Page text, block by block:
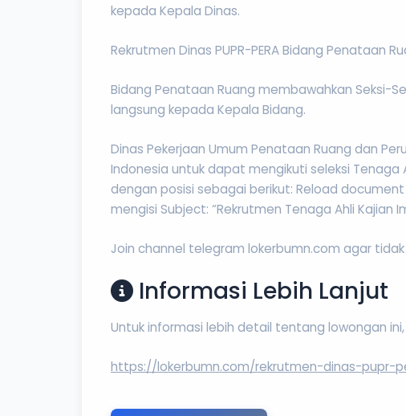
kepada Kepala Dinas.
Rekrutmen Dinas PUPR-PERA Bidang Penataan
Bidang Penataan Ruang membawahkan Seksi-
langsung kepada Kepala Bidang.
Dinas Pekerjaan Umum Penataan Ruang dan
Indonesia untuk dapat mengikuti seleksi Tenaga
dengan posisi sebagai berikut: Reload
mengisi Subject: “Rekrutmen Tenaga Ahli Kajian
Join channel telegram lokerbumn.com agar
Informasi Lebih Lanjut
Untuk informasi lebih detail tentang lowongan
https://lokerbumn.com/rekrutmen-dinas-